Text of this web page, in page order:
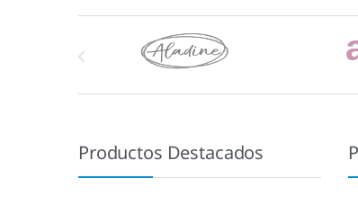
Marcas De Carrusel
Productos Destacados